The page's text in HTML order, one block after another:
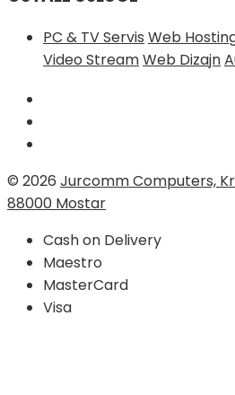
PC & TV Servis Web
Video StreamWeb Dizajn
© 2026 Jurcomm Computers,
88000 Mostar
Cash on Delivery
Maestro
MasterCard
Visa